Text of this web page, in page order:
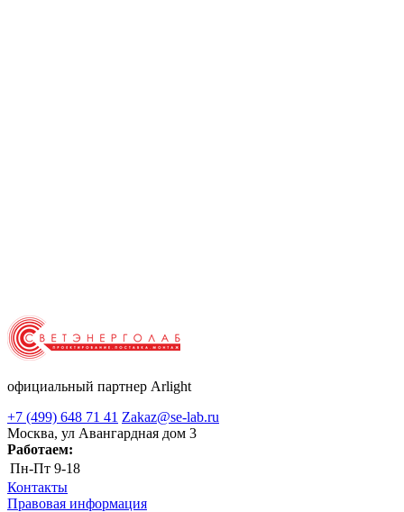
официальный партнер Arlight
+7 (499) 648 71 41 Zakaz@se-lab.ru
Москва, ул Авангардная дом 3
Работаем:
Пн-Пт 9-18
Контакты
Правовая информация